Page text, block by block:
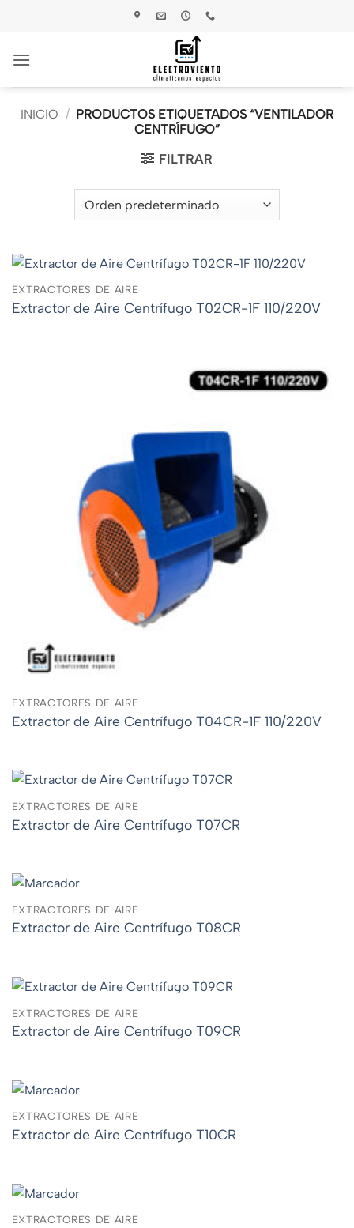
INICIO / PRODUCTOS ETIQUETADOS “VENTILADOR
CENTRÍFUGO”
FILTRAR
EXTRACTORES DE AIRE
Extractor de Aire Centrífugo T02CR-1F 110/220V
EXTRACTORES DE AIRE
Extractor de Aire Centrífugo T04CR-1F 110/220V
EXTRACTORES DE AIRE
Extractor de Aire Centrífugo T07CR
EXTRACTORES DE AIRE
Extractor de Aire Centrífugo T08CR
EXTRACTORES DE AIRE
Extractor de Aire Centrífugo T09CR
EXTRACTORES DE AIRE
Extractor de Aire Centrífugo T10CR
EXTRACTORES DE AIRE